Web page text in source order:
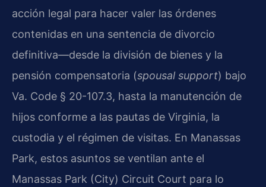
acción legal para hacer valer las órdenes
contenidas en una sentencia de divorcio
definitiva—desde la división de bienes y la
pensión compensatoria (spousal support) bajo
Va. Code § 20-107.3, hasta la manutención de
hijos conforme a las pautas de Virginia, la
custodia y el régimen de visitas. En Manassas
Park, estos asuntos se ventilan ante el
Manassas Park (City) Circuit Court para lo